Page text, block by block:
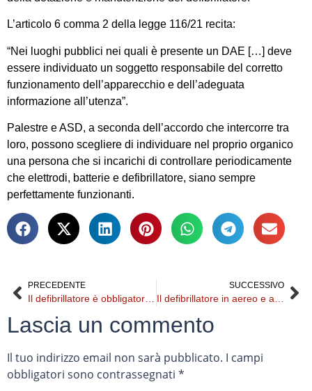
L’articolo 6 comma 2 della legge 116/21 recita:
“Nei luoghi pubblici nei quali è presente un DAE […] deve
essere individuato un soggetto responsabile del corretto
funzionamento dell’apparecchio e dell’adeguata
informazione all’utenza”.
Palestre e ASD, a seconda dell’accordo che intercorre tra
loro, possono scegliere di individuare nel proprio organico
una persona che si incarichi di controllare periodicamente
che elettrodi, batterie e defibrillatore, siano sempre
perfettamente funzionanti.
PRECEDENTE
Il defibrillatore è obbligatorio nelle ASD? Qui le disposizioni vigenti
SUCCESSIVO
Il defibrillatore in aereo e aeroporto
Lascia un commento
Il tuo indirizzo email non sarà pubblicato. I campi
obbligatori sono contrassegnati *